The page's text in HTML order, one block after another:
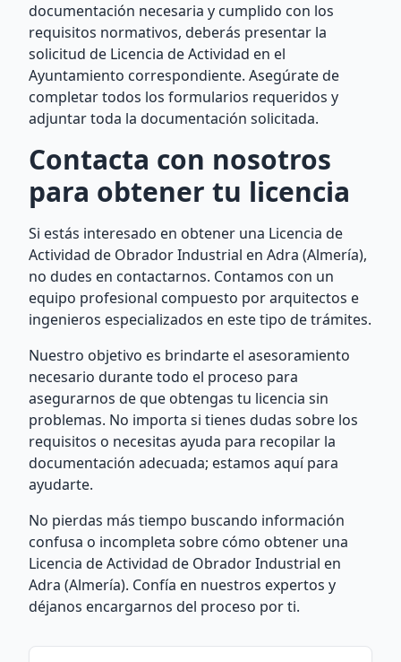
documentación necesaria y cumplido con los
requisitos normativos, deberás presentar la
solicitud de Licencia de Actividad en el
Ayuntamiento correspondiente. Asegúrate de
completar todos los formularios requeridos y
adjuntar toda la documentación solicitada.
Contacta con nosotros
para obtener tu licencia
Si estás interesado en obtener una Licencia de
Actividad de Obrador Industrial en Adra (Almería),
no dudes en contactarnos. Contamos con un
equipo profesional compuesto por arquitectos e
ingenieros especializados en este tipo de trámites.
Nuestro objetivo es brindarte el asesoramiento
necesario durante todo el proceso para
asegurarnos de que obtengas tu licencia sin
problemas. No importa si tienes dudas sobre los
requisitos o necesitas ayuda para recopilar la
documentación adecuada; estamos aquí para
ayudarte.
No pierdas más tiempo buscando información
confusa o incompleta sobre cómo obtener una
Licencia de Actividad de Obrador Industrial en
Adra (Almería). Confía en nuestros expertos y
déjanos encargarnos del proceso por ti.